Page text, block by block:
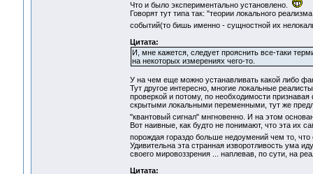
Что и было экспериментально установлено.
Говорят тут типа так: "теории локального
событий(то бишь именно - сущностной их
Цитата:
И, мне кажется, следует прояснить все-таки
на некоторых измерениях чего-то.
У на чем еще можно устанавливать какой либо
Тут другое интересно, многие локальные
проверкой и потому, по необходимости
скрытыми локальными переменными, тут же
"квантовый сигнал" мнгновенно. И на этом
Вот наивные, как будто не понимают, что эта их
порождая гораздо больше недоумений чем то,
Удивительна эта странная изворотливость ума
своего мировоззрения ... наплевав, по сути, на
Цитата: